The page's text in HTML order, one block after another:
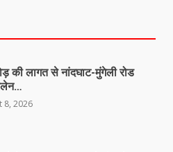
की लागत से नांदघाट-मुंगेली रोड
8, 2026